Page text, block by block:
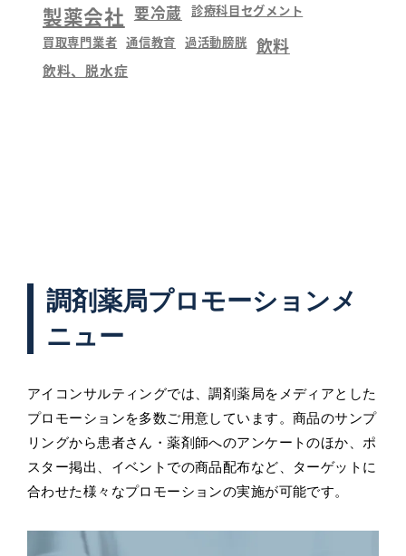
製薬会社 要冷蔵
診療科目セグメント
買取専門業者 通信教育 過活動膀胱 飲料
飲料、脱水症
調剤薬局プロモーションメ
ニュー
アイコンサルティングでは、調剤薬局をメディアとした
プロモーションを多数ご用意しています。商品のサンプ
リングから患者さん・薬剤師へのアンケートのほか、ポ
スター掲出、イベントでの商品配布など、ターゲットに
合わせた様々なプロモーションの実施が可能です。